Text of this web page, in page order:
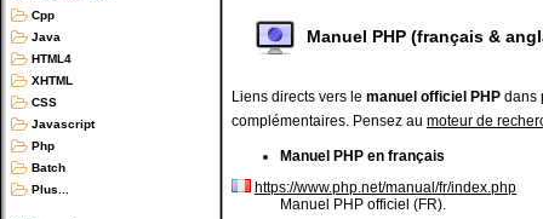
Cpp
Java
HTML4
XHTML
CSS
Javascript
Php
Batch
Plus...
Manuel PHP (français &
Liens directs vers le manuel officiel PHP dans
complémentaires. Pensez au moteur de
Manuel PHP en français
https://www.php.net/manual/fr/index.php
Manuel PHP officiel (FR).